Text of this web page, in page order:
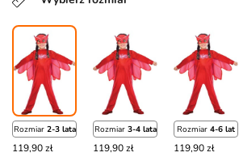
Rozmiar 2-3 lata
119,90 zł
Rozmiar 3-4 lata
119,90 zł
Rozmiar 4-6 lat
119,90 zł